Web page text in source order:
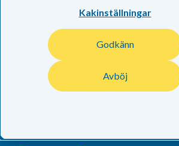
Kakinställningar
Godkänn
Avböj
betalningstillfälle, men där
mellan ränta och amortering
I början av låneperioden
till större del av ränta, medan